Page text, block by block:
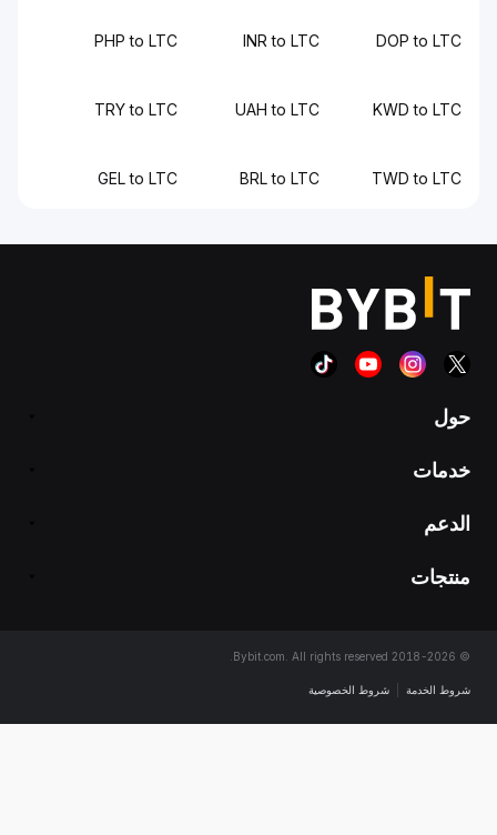
DOP to
INR to LTC
PHP to LTC
KWD to
UAH to LTC
TRY to LTC
TWD to
BRL to LTC
GEL to LTC
الخدمة | شروط الخصوصية